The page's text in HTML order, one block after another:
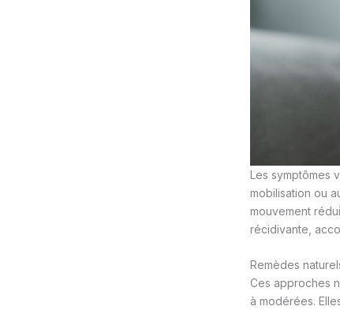
Les symptômes
mobilisation ou
mouvement
récidivante,
Remèdes
Ces approches
à modérées.